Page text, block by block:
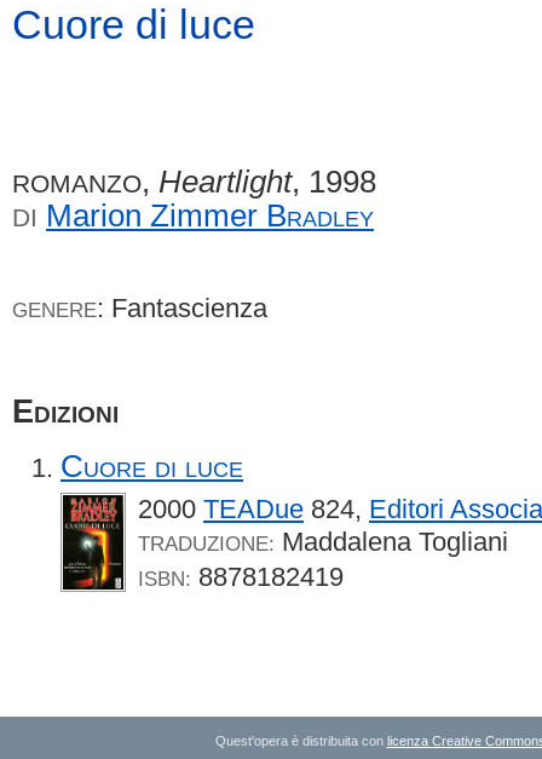
Cuore di luce
ROMANZO, Heartlight, 1998
DI Marion Zimmer Bradley
GENERE: Fantascienza
Edizioni
Cuore di luce
2000 TEADue 824, Editori
TRADUZIONE: Maddalena Togliani
ISBN: 8878182419
Quest'opera è distribuita con licenza Creative